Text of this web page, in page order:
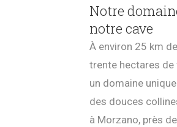
Notre
notre cave
À environ 25 km
trente hectares de
un domaine
des douces
à Morzano, près de